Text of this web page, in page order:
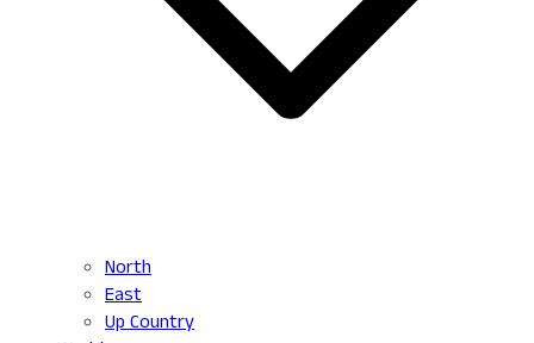
North
East
Up Country